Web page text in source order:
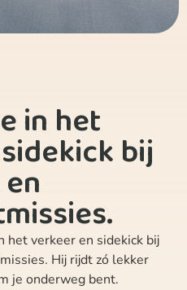
in het
bij
het verkeer en sidekick bij
Hij rijdt zó lekker
je onderweg bent.